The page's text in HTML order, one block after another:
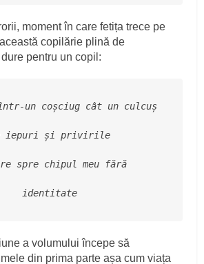
moment în care fetița trece pe
copilărie plină de
pentru un copil:
un coșciug cât un culcuș
iepuri și privirile
spre chipul meu fără
identitate
a volumului începe să
din prima parte așa cum viața